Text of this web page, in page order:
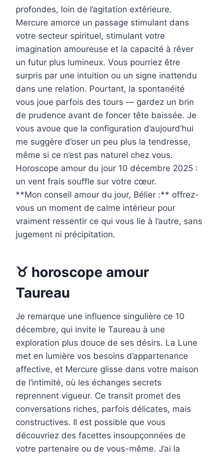
profondes, loin de l’agitation extérieure.
Mercure amorce un passage stimulant dans
votre secteur spirituel, stimulant votre
imagination amoureuse et la capacité à rêver
un futur plus lumineux. Vous pourriez être
surpris par une intuition ou un signe inattendu
dans une relation. Pourtant, la spontanéité
vous joue parfois des tours — gardez un brin
de prudence avant de foncer tête baissée. Je
vous avoue que la configuration d’aujourd’hui
me suggère d’oser un peu plus la tendresse,
même si ce n’est pas naturel chez vous.
Horoscope amour du jour 10 décembre 2025 :
un vent frais souffle sur votre cœur.
**Mon conseil amour du jour, Bélier :** offrez-
vous un moment de calme intérieur pour
vraiment ressentir ce qui vous lie à l’autre, sans
jugement ni précipitation.
♉ horoscope amour
Taureau
Je remarque une influence singulière ce 10
décembre, qui invite le Taureau à une
exploration plus douce de ses désirs. La Lune
met en lumière vos besoins d’appartenance
affective, et Mercure glisse dans votre maison
de l’intimité, où les échanges secrets
reprennent vigueur. Ce transit promet des
conversations riches, parfois délicates, mais
constructives. Il est possible que vous
découvriez des facettes insoupçonnées de
votre partenaire ou de vous-même. J’ai la